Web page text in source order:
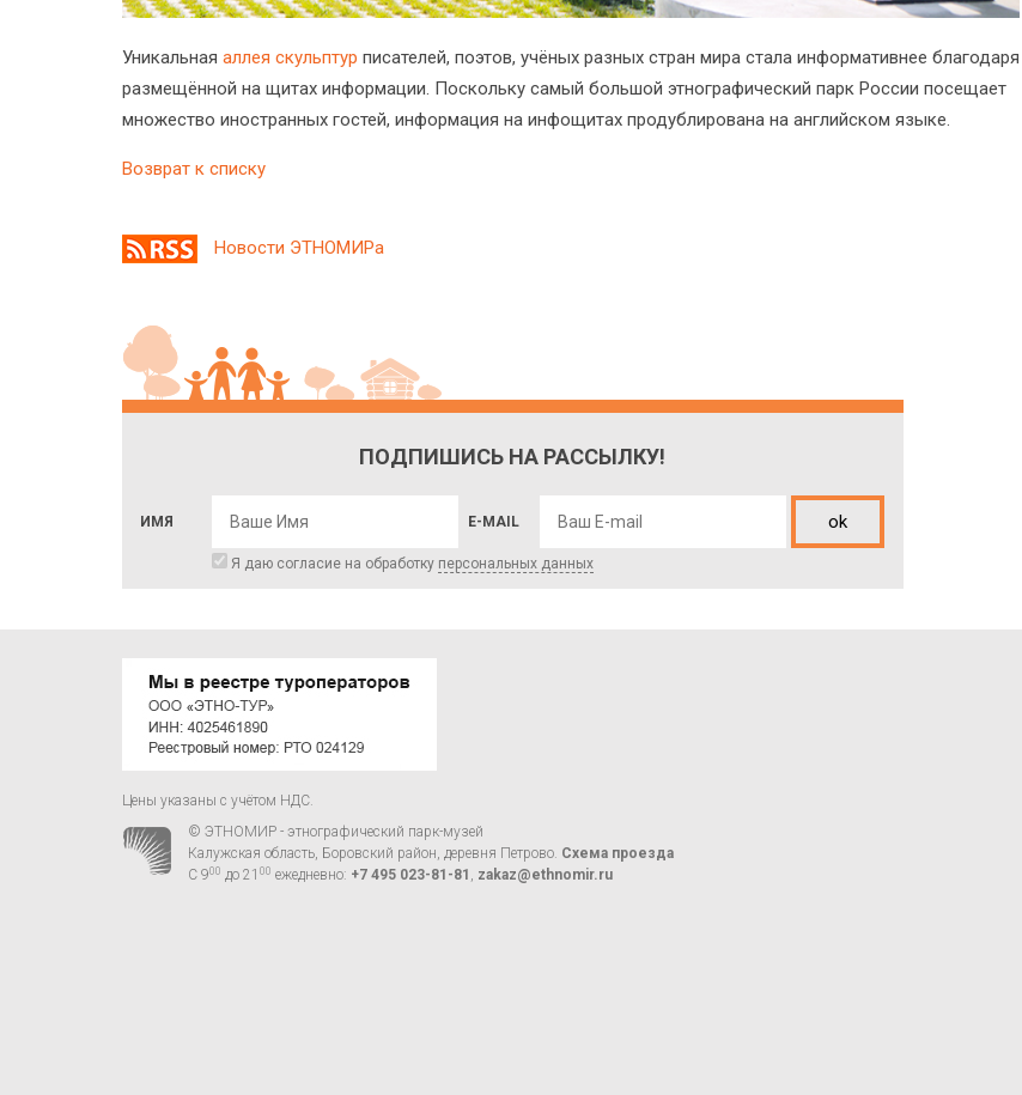
Уникальная аллея скульптур писателей, поэтов, учёных разных стран мира стала информативнее благодаря
размещённой на щитах информации. Поскольку самый большой этнографический парк России посещает
множество иностранных гостей, информация на инфощитах продублирована на английском языке.
Возврат к списку
Новости ЭТНОМИРа
ПОДПИШИСЬ НА РАССЫЛКУ!
ИМЯ E-MAIL ok
Я даю согласие на обработку персональных данных
Цены указаны с учётом НДС.
© ЭТНОМИР - этнографический парк-музей
Калужская область, Боровский район, деревня Петрово. Схема проезда
С 900 до 21 00 ежедневно: +7 495 023-81-81 , zakaz@ethnomir.ru